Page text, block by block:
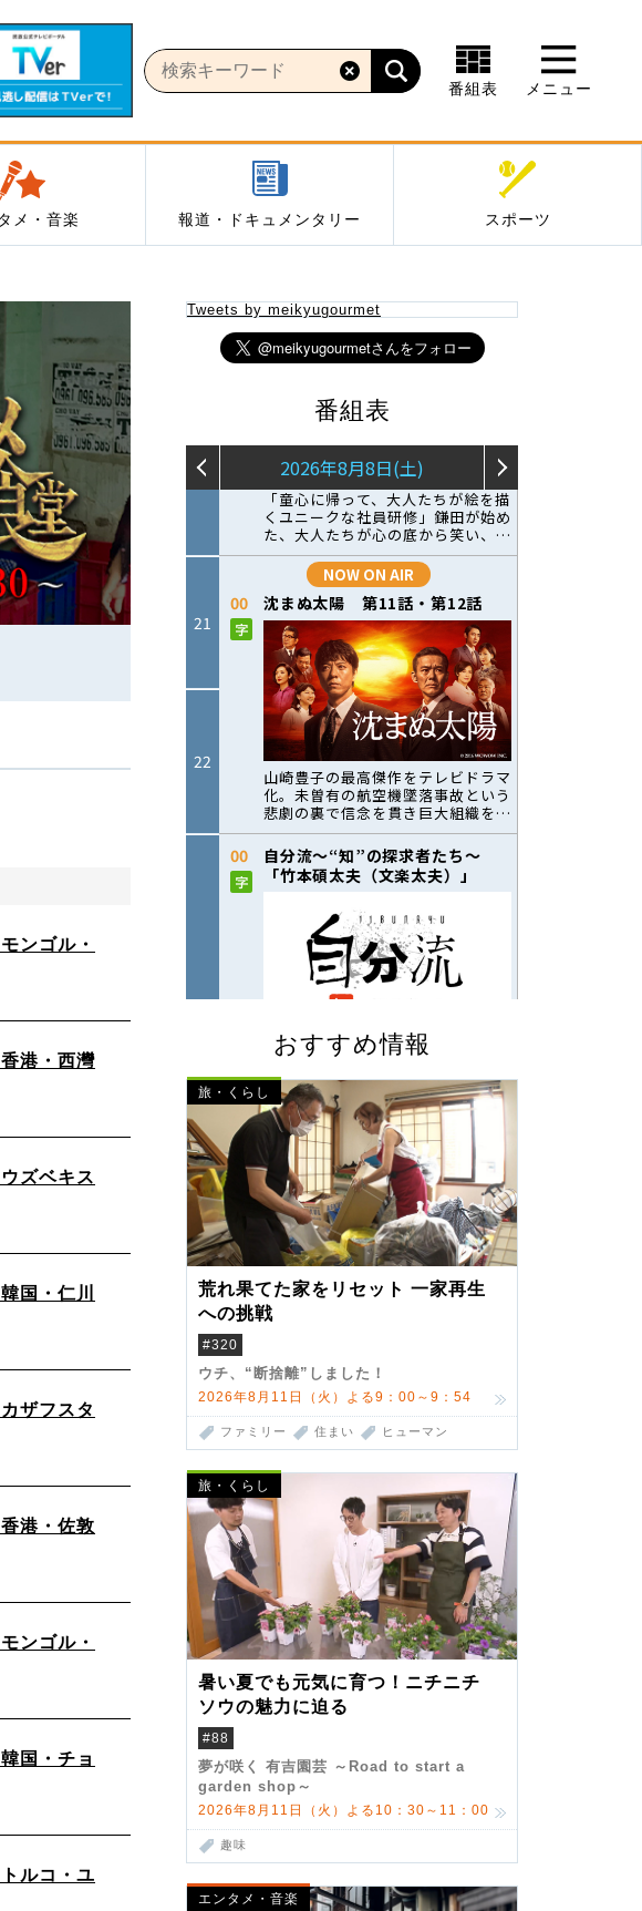
番組表 メニュー
メ・音楽 報道・ドキュメンタリー スポーツ
Tweets by meikyugourmet
番組表
おすすめ情報
旅・くらし
荒れ果てた家をリセット 一家再生
への挑戦
#320
ウチ、“断捨離”しました！
2026年8月11日（火）よる9：00～9：54
ファミリー 住まい ヒューマン
旅・くらし
暑い夏でも元気に育つ！ニチニチ
ソウの魅力に迫る
#88
夢が咲く 有吉園芸 ～Road to start a
garden shop～
2026年8月11日（火）よる10：30～11：00
趣味
エンタメ・音楽
ンゴル・
港・西灣
ズベキス
国・仁川
ザフスタ
港・佐敦
ンゴル・
国・チョ
ルコ・ユ